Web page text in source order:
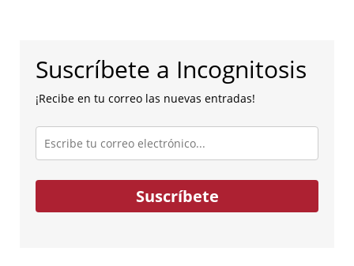
Suscríbete a Incognitosis
¡Recibe en tu correo las nuevas entradas!
Escribe
tu
correo
electrónico...
Suscríbete